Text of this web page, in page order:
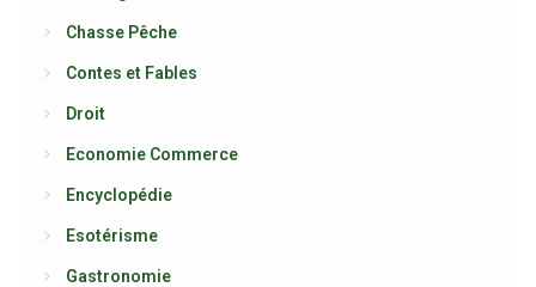
Chasse Pêche
Contes et Fables
Droit
Economie Commerce
Encyclopédie
Esotérisme
Gastronomie